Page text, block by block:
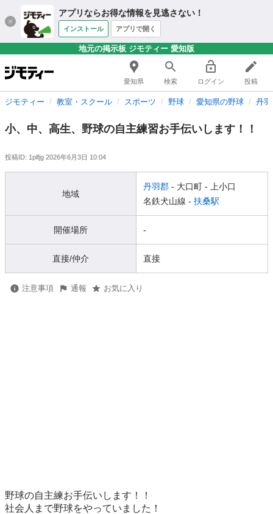
アプリならお得な情報を見逃さない！
インストール アプリで開く
地元の掲示板 ジモティー 愛知版
愛知県 検索 ログイン 投稿
ジモティー 教室・スクール スポーツ 野球 愛知県の野球 丹
小、中、高生、野球の自主練習お手伝いします！！
投稿ID: 1plfjg 2026年6月3日 10:04
地域
丹羽郡 - 大口町 - 上小口
名鉄犬山線 - 扶桑駅
開催場所 -
直接/仲介 直接
注意事項 通報 お気に入り
野球の自主練お手伝いします！！
社会人まで野球をやっていました！